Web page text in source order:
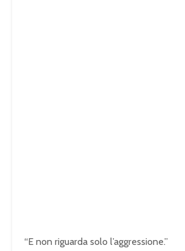
“E non riguarda solo l’aggressione.”